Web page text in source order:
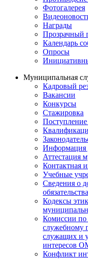
Фотогалерея
Награды
Прозрачный
Календарь
Опросы
Муниципальная
Кадровый
Вакансии
Конкурсы
Стажировка
Информация
Аттестация
Контактная
Учебные
Сведения о
Кодексы
Комиссии по
служебному
служащих и
интересов
Конфликт